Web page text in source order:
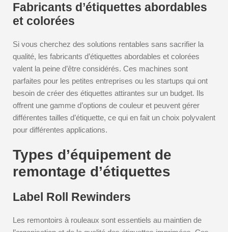
Fabricants d’étiquettes abordables
et colorées
Si vous cherchez des solutions rentables sans sacrifier la
qualité, les fabricants d’étiquettes abordables et colorées
valent la peine d’être considérés. Ces machines sont
parfaites pour les petites entreprises ou les startups qui ont
besoin de créer des étiquettes attirantes sur un budget. Ils
offrent une gamme d’options de couleur et peuvent gérer
différentes tailles d’étiquette, ce qui en fait un choix polyvalent
pour différentes applications.
Types d’équipement de
remontage d’étiquettes
Label Roll Rewinders
Les remontoirs à rouleaux sont essentiels au maintien de